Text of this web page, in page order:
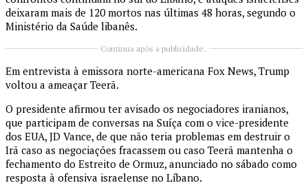
deixaram mais de 120 mortos nas últimas 48 horas, segundo o
Ministério da Saúde libanês.
Continua após a publicidade..
Em entrevista à emissora norte-americana Fox News, Trump
voltou a ameaçar Teerã.
O presidente afirmou ter avisado os negociadores iranianos,
que participam de conversas na Suíça com o vice-presidente
dos EUA, JD Vance, de que não teria problemas em destruir o
Irã caso as negociações fracassem ou caso Teerã mantenha o
fechamento do Estreito de Ormuz, anunciado no sábado como
resposta à ofensiva israelense no Líbano.